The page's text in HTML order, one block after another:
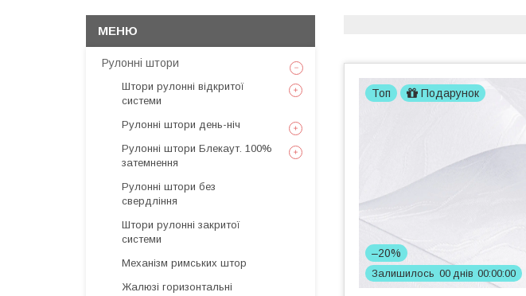
Топ Подарунок
–20%
Залишилось 00 днів 00 00 00
Рулонні штори
Штори рулонні відкритої
системи
Рулонні штори день-ніч
Рулонні штори Блекаут. 100%
затемнення
Рулонні штори без
свердління
Штори рулонні закритої
системи
Механізм римських штор
Жалюзі горизонтальні